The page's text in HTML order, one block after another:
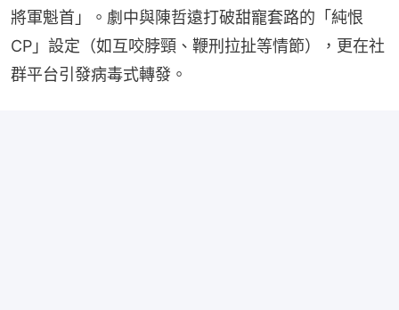
將軍魁首」。劇中與陳哲遠打破甜寵套路的「純恨
CP」設定（如互咬脖頸、鞭刑拉扯等情節），更在社
群平台引發病毒式轉發。